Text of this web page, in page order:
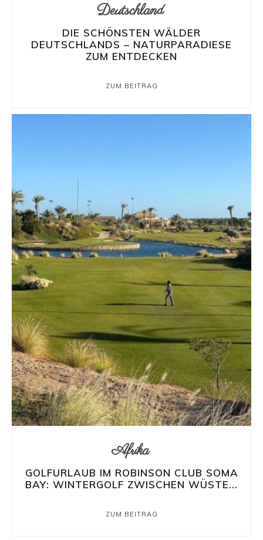
Deutschland
DIE SCHÖNSTEN WÄLDER
DEUTSCHLANDS – NATURPARADIESE
ZUM ENTDECKEN
ZUM BEITRAG
Afrika
GOLFURLAUB IM ROBINSON CLUB SOMA
BAY: WINTERGOLF ZWISCHEN WÜSTE...
ZUM BEITRAG